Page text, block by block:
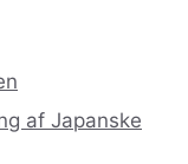
af Japanske